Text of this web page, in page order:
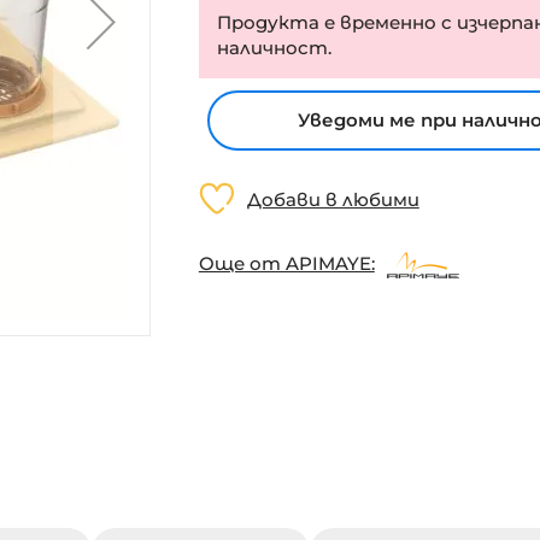
Продукта е временно с
наличност.
Уведоми ме при
Добави в любими
Още от APIMAYE: